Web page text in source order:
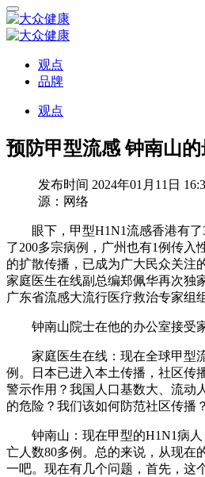
观点
品牌
观点
预防甲型流感 钟南山
发布时间 2024年01月11日
源：网络
眼下，甲型H1N1流感香港有了
了200多宗病例，广州也有1例传入
的扩散传播，已成为广大民众关注
家庭医生在线副总编郑佩华再次独
广东省流感大流行医疗救治专家组
钟南山院士在他的办公室接受
家庭医生在线： 现在全球甲型
例。日本已进入本土传播，社区传
警示作用？我国人口基数大、流动
的危险？我们该如何防范社区传播？
钟南山：现在甲型的H1N1病人
亡人数80多例。总的来说，从现在
一吧。现在有几个问题，首先，这